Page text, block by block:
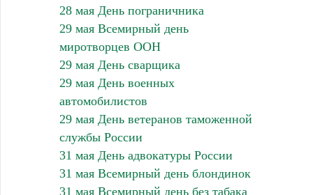
28 мая День пограничника
29 мая Всемирный день
миротворцев ООН
29 мая День сварщика
29 мая День военных
автомобилистов
29 мая День ветеранов таможенной
службы России
31 мая День адвокатуры России
31 мая Всемирный день блондинок
31 мая Всемирный день без табака